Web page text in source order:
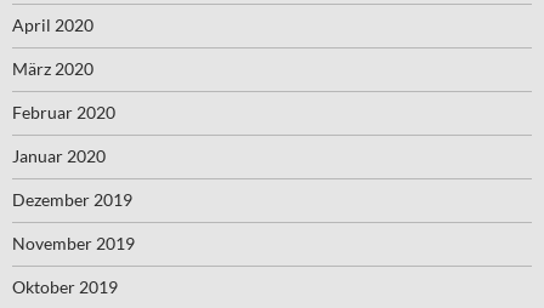
April 2020
März 2020
Februar 2020
Januar 2020
Dezember 2019
November 2019
Oktober 2019